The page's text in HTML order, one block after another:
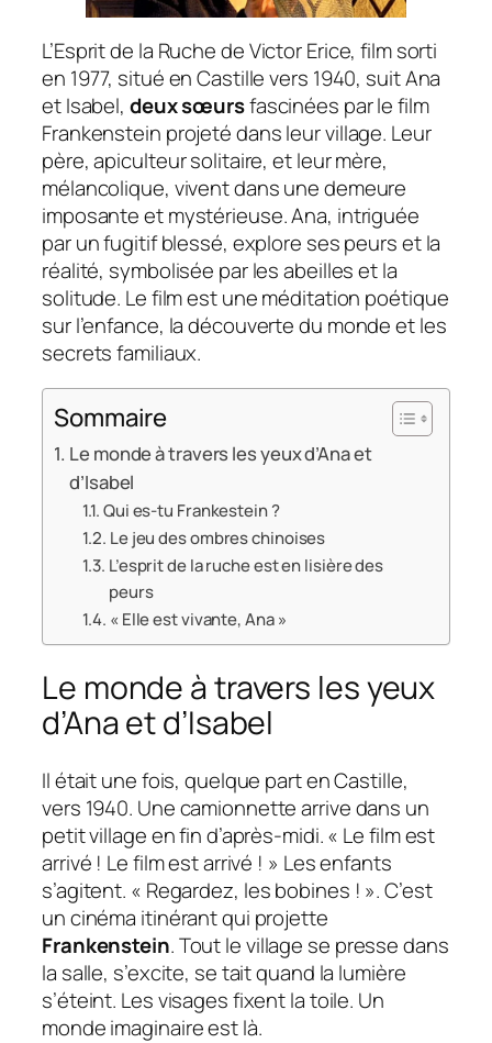
L’Esprit de la Ruchede Victor Erice, film sorti
en 1977, situé en Castille vers 1940, suit Ana
et Isabel, deux sœursfascinées par le film
Frankenstein projeté dans leur village. Leur
père, apiculteur solitaire, et leur mère,
mélancolique, vivent dans une demeure
imposante et mystérieuse. Ana, intriguée
par un fugitif blessé, explore ses peurs et la
réalité, symbolisée par les abeilles et la
solitude. Le film est une méditation poétique
sur l’enfance, la découverte du monde et les
secrets familiaux.
Sommaire
Le monde à travers les yeux d’Ana et
d’Isabel
Qui es-tu Frankestein ?
Le jeu des ombres chinoises
L’esprit de la ruche est en lisière des
peurs
« Elle est vivante, Ana »
Le monde à travers les yeux
d’Ana et d’Isabel
Il était une fois, quelque part en Castille,
vers 1940. Une camionnette arrive dans un
petit village en fin d’après-midi. « Le film est
arrivé ! Le film est arrivé ! » Les enfants
s’agitent. « Regardez, les bobines ! ». C’est
un cinéma itinérant qui projette
Frankenstein. Tout le village se presse dans
la salle, s’excite, se tait quand la lumière
s’éteint. Les visages fixent la toile. Un
monde imaginaire est là.